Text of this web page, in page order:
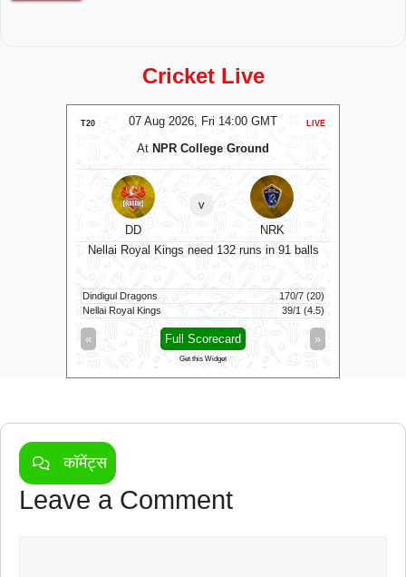
Cricket Live
07 Aug 2026, Fri 14:00 GMT
T20 LIVE
At NPR College Ground
DD
v
NRK
Nellai Royal Kings need 132 runs in 91 balls
Dindigul Dragons
170/7 (20)
Nellai Royal Kings
39/1 (4.5)
« »
Full Scorecard
Get this Widget
कॉमेंट्स
Leave a Comment